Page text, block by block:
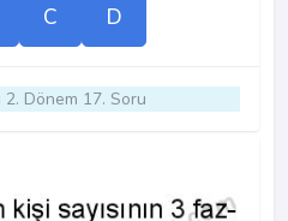
C D
2. Dönem 17. Soru